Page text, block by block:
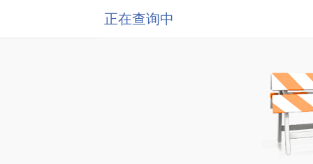
正在查询中